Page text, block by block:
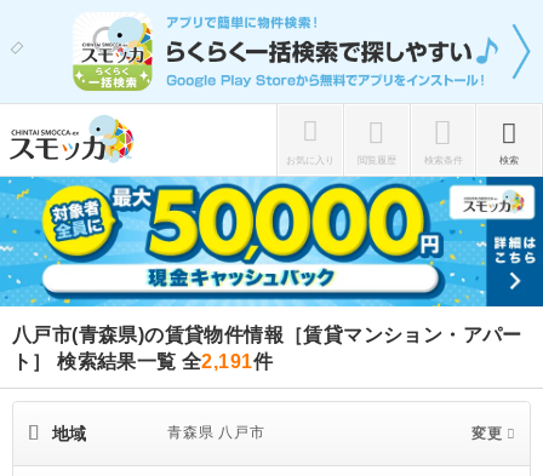
お気に入り 閲覧履歴 検索条件 検索
八戸市(青森県)の賃貸物件情報［賃貸マンション・アパー
ト］ 検索結果一覧 全2,191件
地域 青森県 八戸市 変更